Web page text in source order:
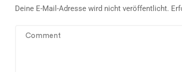
Deine E-Mail-Adresse wird nicht veröffentlicht.